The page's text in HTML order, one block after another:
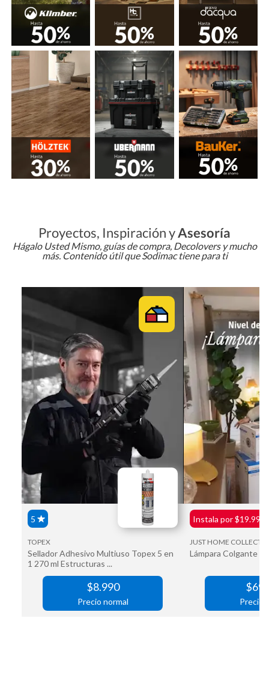
Proyectos, Inspiración yAsesoría
Hágalo Usted Mismo, guías de compra, Decolovers y mucho
más. Contenido útil que Sodimac tiene para ti